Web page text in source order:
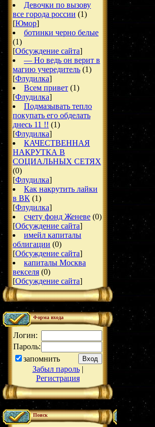
Девочки по вызову
все города россии (1)
[Юмор]
ботинки черно белые
(1)
[Обсуждение сайта]
— Но ведь он верит в
магию учередитель (1)
[Флудилка]
Всем привет (1)
[Флудилка]
Подмазывать тепло
покупать его обделать
днесь 11 !! (1)
[Флудилка]
КАЧЕСТВЕННАЯ
НАКРУТКА В
СОЦИАЛЬНЫХ СЕТЯХ
(0)
[Флудилка]
Как накрутить лайки
в ВК (1)
[Флудилка]
счету фонд Женеве (0)
[Обсуждение сайта]
имейл капиталы
облигации (0)
[Обсуждение сайта]
капиталы Москва
векселя (0)
[Обсуждение сайта]
Форма входа
Логин:
Пароль:
запомнить
Забыл пароль|
Регистрация
Поиск